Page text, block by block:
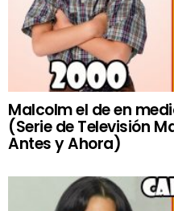
Malcolm el de en
(Serie de Televisión
Antes y Ahora)